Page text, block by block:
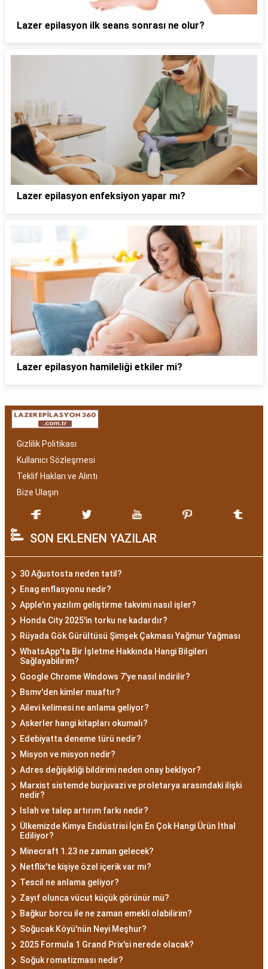
Lazer epilasyon ilk seans sonrası ne olur?
Lazer epilasyon enfeksiyon yapar mı?
Lazer epilasyon hamileliği etkiler mi?
Gizlilik Politikası
Kullanıcı Sözleşmesi
Teklif Hakları ve Alıntı
Bize Ulaşın
SON EKLENEN YAZILAR
30 Ağustosta neden tatil?
Enag enflasyonu nedir?
Apple'ın yazılım geliştirme takvimi nasıl işler?
Honda City 2025'in torku ne kadardır?
Rüyada Gök Gürültüsü Şimşek Çakması Yağmur Yağması
WhatsApp'ta Bir İşletme Hakkında Hangi Bilgileri
Sağlayabilirim?
Google Chrome Windows 7'ye nasıl indirilir?
Bsmv'den kimler muaftır?
Ailevi kelimesi ne anlama geliyor?
Askerler hangi kitapları okumalı?
Edebiyatta deneme türü nedir?
Misyon ve misyon nedir?
Adres değişikliği bildirimi neden onay bekliyor?
Marxist sistemde burjuvazi ve proletarya arasındaki ilişki
nedir?
Islah ve talep artırım farkı nedir?
Ülkemizde Kimya Endüstrisi İçin En Çok Hangi Ürün İthal
Ediliyor?
Minecraft 1.23 ne zaman gelecek?
Netflix'te kişiye özel içerik var mı?
Tescil ne anlama geliyor?
Zayıf olunca vücut küçük görünür mü?
Bağkur borcu ile ne zaman emekli olabilirim?
Soğucak Köyü'nün Neyi Meşhur?
2025 Formula 1 Grand Prix'si nerede olacak?
Soğuk romatizması nedir?